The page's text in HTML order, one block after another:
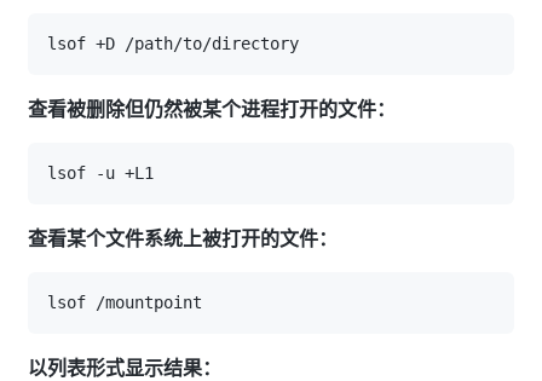
查看被删除但仍然被某个进程打开的文件：
查看某个文件系统上被打开的文件：
以列表形式显示结果：